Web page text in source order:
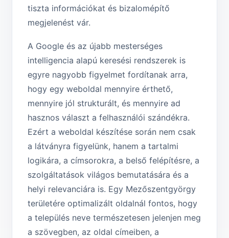
tiszta információkat és bizalomépítő
megjelenést vár.
A Google és az újabb mesterséges
intelligencia alapú keresési rendszerek is
egyre nagyobb figyelmet fordítanak arra,
hogy egy weboldal mennyire érthető,
mennyire jól strukturált, és mennyire ad
hasznos választ a felhasználói szándékra.
Ezért a weboldal készítése során nem csak
a látványra figyelünk, hanem a tartalmi
logikára, a címsorokra, a belső felépítésre, a
szolgáltatások világos bemutatására és a
helyi relevanciára is. Egy Mezőszentgyörgy
területére optimalizált oldalnál fontos, hogy
a település neve természetesen jelenjen meg
a szövegben, az oldal címeiben, a